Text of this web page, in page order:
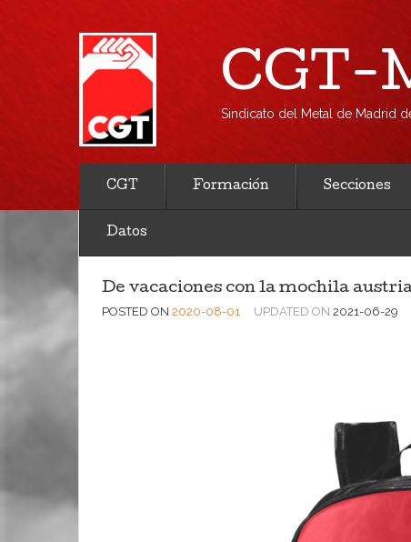
CGT-
Sindicato del Metal de Madrid
CGT Formación Secciones
Datos
De vacaciones con la mochila
POSTED ON 2020-08-01 UPDATED ON 2021-06-29